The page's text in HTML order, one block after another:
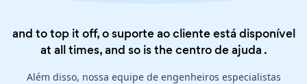
and to top it off, o suporte ao cliente está disponível
at all times, and so is thecentro de ajuda .
Além disso, nossa equipe de engenheiros especialistas